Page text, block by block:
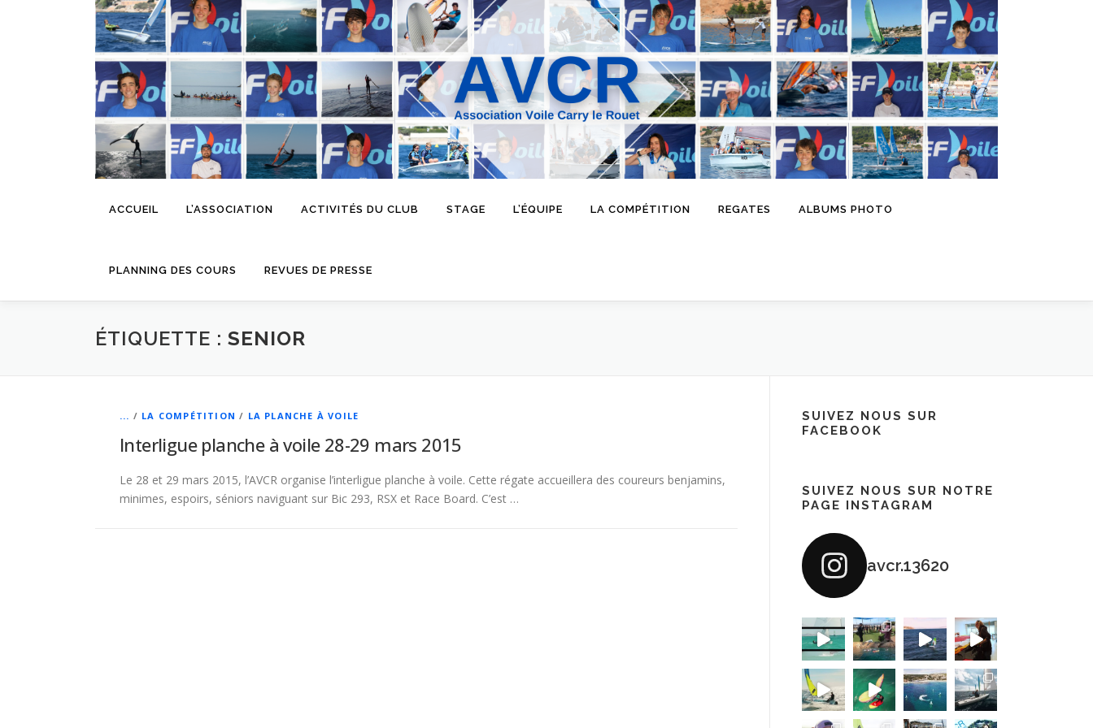
ACCUEIL L’ASSOCIATION ACTIVITÉS DU CLUB STAGE L’ÉQUIPE LA COMPÉTITION REGATES ALBUMS PHOTO
PLANNING DES COURS REVUES DE PRESSE
ÉTIQUETTE : SENIOR
... / LA COMPÉTITION / LA PLANCHE À VOILE
Interligue planche à voile 28-29 mars 2015
Le 28 et 29 mars 2015, l’AVCR organise l’interligue planche à voile. Cette régate accueillera des coureurs benjamins,
minimes, espoirs, séniors naviguant sur Bic 293, RSX et Race Board. C’est …
SUIVEZ NOUS SUR
FACEBOOK
SUIVEZ NOUS SUR NOTRE
PAGE INSTAGRAM
avcr.13620